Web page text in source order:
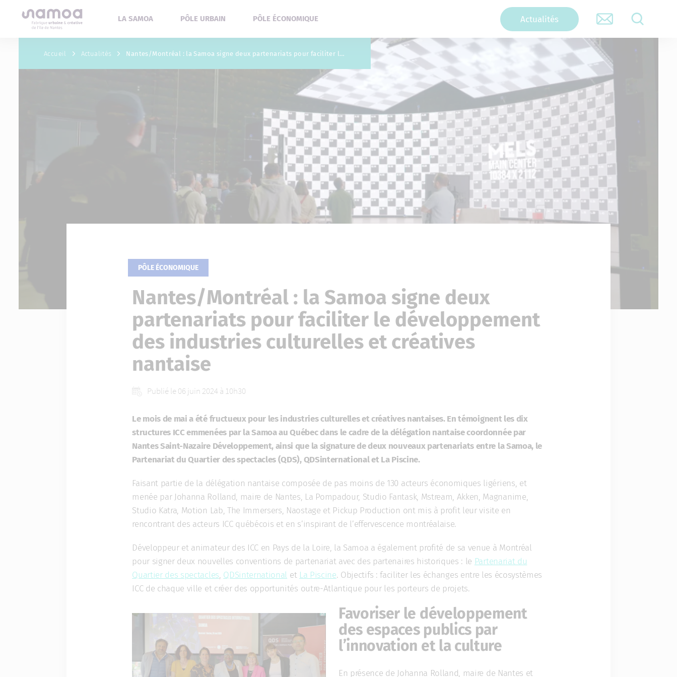
LA SAMOA PÔLE URBAIN PÔLE ÉCONOMIQUE Actualités
Accueil Actualités Nantes/Montréal : la Samoa signe deux partenariats pour faciliter le développement des industries culturelles et créatives nantaise
PÔLE ÉCONOMIQUE
Nantes/Montréal : la Samoa signe deux
partenariats pour faciliter le développement
des industries culturelles et créatives
nantaise
Publié le 06 juin 2024 à 10h30
Le mois de mai a été fructueux pour les industries culturelles et créatives nantaises. En témoignent les dix
structures ICC emmenées par la Samoa au Québec dans le cadre de la délégation nantaise coordonnée par
Nantes Saint-Nazaire Développement, ainsi que la signature de deux nouveaux partenariats entre la Samoa, le
Partenariat du Quartier des spectacles (QDS), QDSinternational et La Piscine.
Faisant partie de la délégation nantaise composée de pas moins de 130 acteurs économiques ligériens, et
menée par Johanna Rolland, maire de Nantes, La Pompadour, Studio Fantask, Mstream, Akken, Magnanime,
Studio Katra, Motion Lab, The Immersers, Naostage et Pickup Production ont mis à profit leur visite en
rencontrant des acteurs ICC québécois et en s’inspirant de l’effervescence montréalaise.
Développeur et animateur des ICC en Pays de la Loire, la Samoa a également profité de sa venue à Montréal
pour signer deux nouvelles conventions de partenariat avec des partenaires historiques : le Partenariat du
Quartier des spectacles, QDSinternational et La Piscine. Objectifs : faciliter les échanges entre les écosystèmes
ICC de chaque ville et créer des opportunités outre-Atlantique pour les porteurs de projets.
Favoriser le développement
des espaces publics par
l’innovation et la culture
En présence de Johanna Rolland, maire de Nantes et